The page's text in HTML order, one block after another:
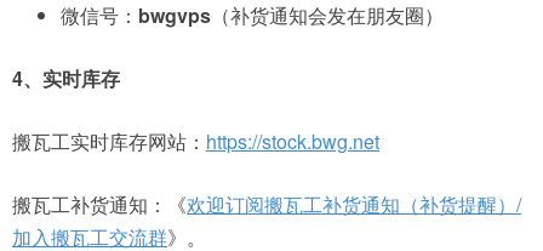
微信号： bwgvps （补货通知会发在朋友圈）
4、实时库存
搬瓦工实时库存网站： https://stock.bwg.net
搬瓦工补货通知：《欢迎订阅搬瓦工补货通知（补货提醒）/
加入搬瓦工交流群》。